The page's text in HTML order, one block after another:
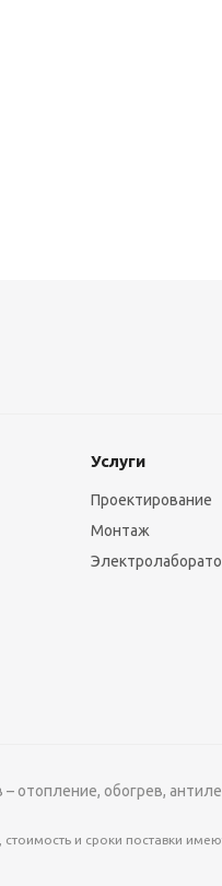
Услуги
Проектирование
Монтаж
отопление, обогрев,
стоимость и сроки поставки